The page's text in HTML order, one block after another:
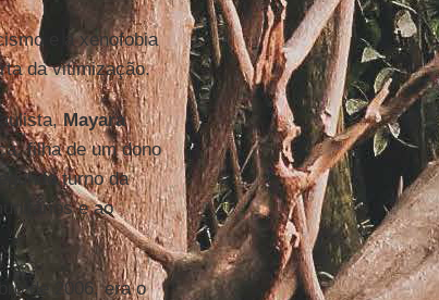
e a xenofobia
da vitimização.
Mayara
filha de um dono
turno da
e ao
de 2006, era o